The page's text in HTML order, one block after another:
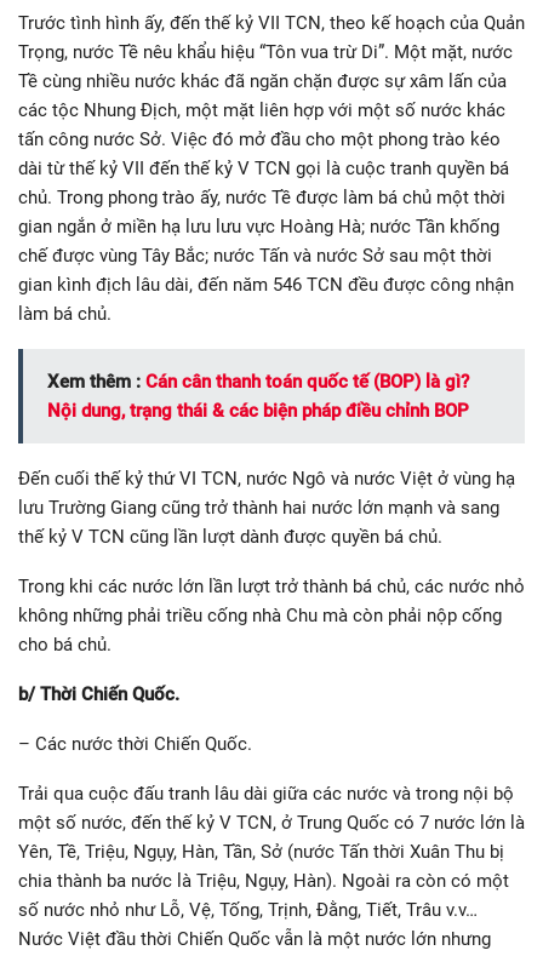
Trước tình hình ấy, đến thế kỷ VII TCN, theo kế hoạch của Quản
Trọng, nước Tề nêu khẩu hiệu “Tôn vua trừ Di”. Một mặt, nước
Tề cùng nhiều nước khác đã ngăn chặn được sự xâm lấn của
các tộc Nhung Địch, một mặt liên hợp với một số nước khác
tấn công nước Sở. Việc đó mở đầu cho một phong trào kéo
dài từ thế kỷ VII đến thế kỷ V TCN gọi là cuộc tranh quyền bá
chủ. Trong phong trào ấy, nước Tề được làm bá chủ một thời
gian ngắn ở miền hạ lưu lưu vực Hoàng Hà; nước Tần khống
chế được vùng Tây Bắc; nước Tấn và nước Sở sau một thời
gian kình địch lâu dài, đến năm 546 TCN đều được công nhận
làm bá chủ.
Xem thêm : Cán cân thanh toán quốc tế (BOP) là gì?
Nội dung, trạng thái & các biện pháp điều chỉnh BOP
Đến cuối thế kỷ thứ VI TCN, nước Ngô và nước Việt ở vùng hạ
lưu Trường Giang cũng trở thành hai nước lớn mạnh và sang
thế kỷ V TCN cũng lần lượt dành được quyền bá chủ.
Trong khi các nước lớn lần lượt trở thành bá chủ, các nước nhỏ
không những phải triều cống nhà Chu mà còn phải nộp cống
cho bá chủ.
b/ Thời Chiến Quốc.
– Các nước thời Chiến Quốc.
Trải qua cuộc đấu tranh lâu dài giữa các nước và trong nội bộ
một số nước, đến thế kỷ V TCN, ở Trung Quốc có 7 nước lớn là
Yên, Tề, Triệu, Ngụy, Hàn, Tần, Sở (nước Tấn thời Xuân Thu bị
chia thành ba nước là Triệu, Ngụy, Hàn). Ngoài ra còn có một
số nước nhỏ như Lỗ, Vệ, Tống, Trịnh, Đằng, Tiết, Trâu v.v…
Nước Việt đầu thời Chiến Quốc vẫn là một nước lớn nhưng